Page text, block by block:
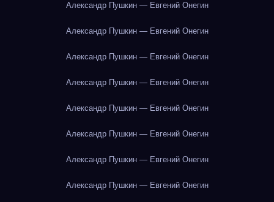
Александр Пушкин — Евгений Онегин
Александр Пушкин — Евгений Онегин
Александр Пушкин — Евгений Онегин
Александр Пушкин — Евгений Онегин
Александр Пушкин — Евгений Онегин
Александр Пушкин — Евгений Онегин
Александр Пушкин — Евгений Онегин
Александр Пушкин — Евгений Онегин